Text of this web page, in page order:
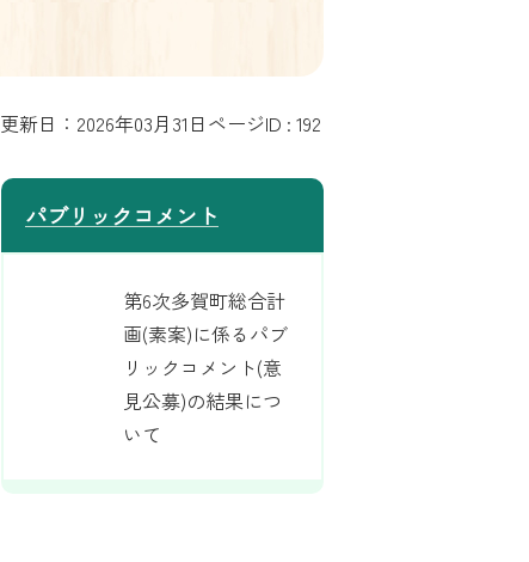
更新日：2026年03月31日 ページID : 192
パブリックコメント
第6次多賀町総合計
画(素案)に係るパブ
リックコメント(意
見公募)の結果につ
いて